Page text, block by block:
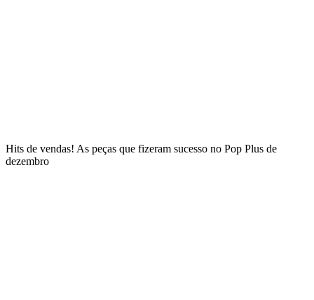
Hits de vendas! As peças que fizeram sucesso no Pop Plus de
dezembro